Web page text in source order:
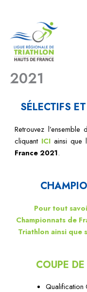
2021
SÉLECTIFS
Retrouvez
cliquant ICIainsi que
France 2021.
Pour tout
Championnats de
Triathlon ainsi que
COUPE
Qualification